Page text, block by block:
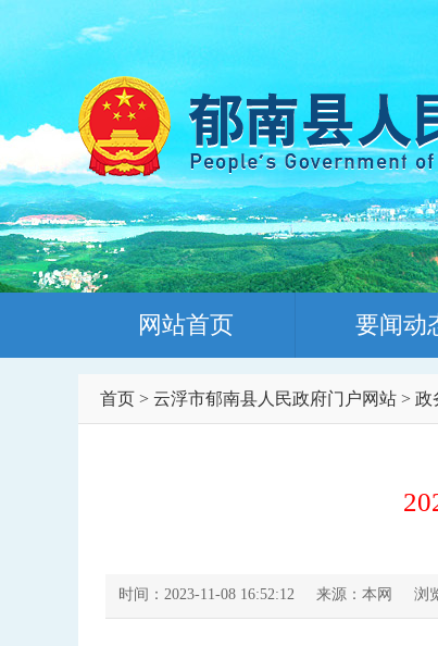
网站首页 要闻动
首页 > 云浮市郁南县人民政府门户网站 > 政
时间：2023-11-08 16:52:12 来源：本网 浏